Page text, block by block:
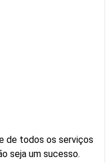
de todos os serviços
seja um sucesso.